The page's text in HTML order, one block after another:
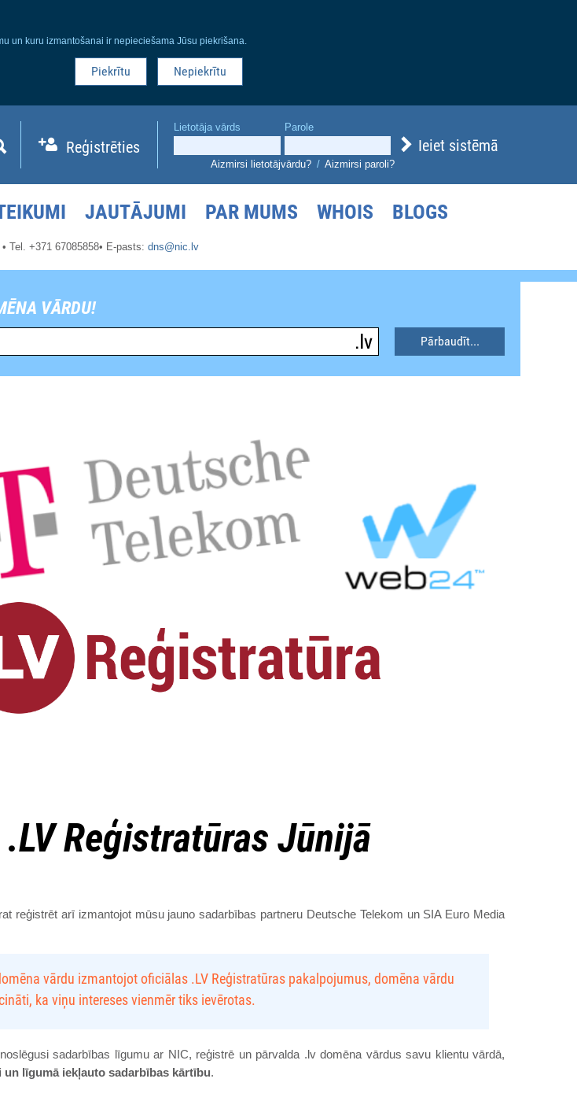
un kuru izmantošanai ir nepieciešama Jūsu piekrišana.
Piekrītu Nepiekrītu
Reģistrēties
Lietotāja vārds Parole
Ieiet sistēmā
Aizmirsi lietotājvārdu? / Aizmirsi paroli?
JAUTĀJUMI PAR MUMS WHOIS BLOGS
• Tel. +371 67085858• E-pasts: dns@nic.lv
VĀRDU!
Pārbaudīt...
Reģistratūras Jūnijā
reģistrēt arī izmantojot mūsu jauno sadarbības partneru Deutsche Telekom un SIA Euro Media
vārdu izmantojot oficiālas .LV Reģistratūras pakalpojumus, domēna vārdu
ka viņu intereses vienmēr tiks ievērotas.
sadarbības līgumu ar NIC, reģistrē un pārvalda .lv domēna vārdus savu klientu vārdā,
līgumā iekļauto sadarbības kārtību.